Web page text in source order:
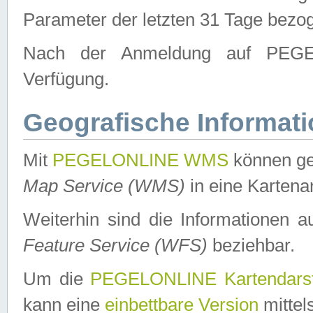
Parameter der letzten 31 Tage
Nach der Anmeldung auf
Verfügung.
Geografische
Mit PEGELONLINE WMS können
Map Service (WMS) in eine
Weiterhin sind die Informationen
Feature Service (WFS) beziehbar.
Um die PEGELONLINE
kann eine einbettbare Version